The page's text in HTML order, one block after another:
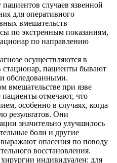
случаев язвенной
для оперативного
вмешательств
по экстренным показаниям,
по направлению
осуществляются в
стационар, пациенты бывают
обследованными.
вмешательстве при язве
отмечают, что
особенно в случаях, когда
результатов. Они
значительно улучшилось
боли и другие
опасения по поводу
восстановления.
индивидуален: для